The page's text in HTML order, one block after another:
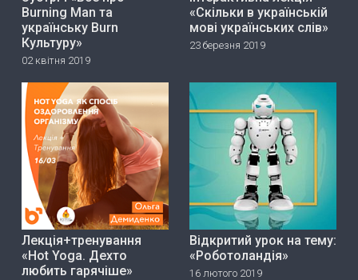
Burning Man та
українську Burn
Культуру»
02 квітня 2019
«Скільки в українській
мові українських слів»
23 березня 2019
Лекція+тренування
«Hot Yoga. Дехто
любить гарячіше»
Відкритий урок на тему:
«Роботоландія»
16 лютого 2019